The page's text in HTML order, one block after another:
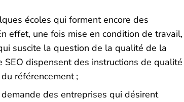
écoles qui forment encore des
effet, une fois mise en condition de travail,
suscite la question de la qualité de la
SEO dispensent des instructions de qualité
référencement ;
demande des entreprises qui désirent